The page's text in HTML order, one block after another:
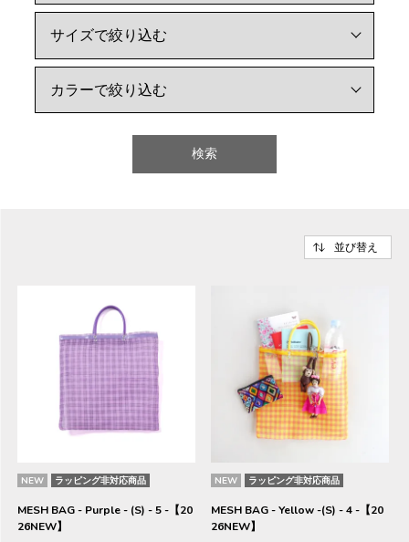
検索
並び替え
NEW ラッピング非対応商品
MESH BAG - Purple - (S) - 5 -【20
26NEW】
NEW ラッピング非対応商品
MESH BAG - Yellow -(S) - 4 -【20
26NEW】